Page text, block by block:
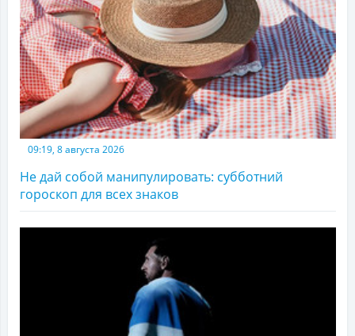
09:19, 8 августа 2026
Не дай собой манипулировать: субботний
гороскоп для всех знаков